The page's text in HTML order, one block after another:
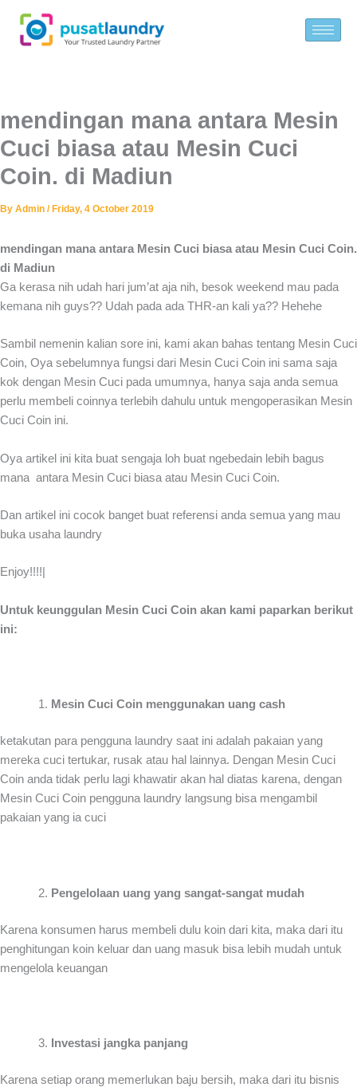
content
mendingan mana antara Mesin
Cuci biasa atau Mesin Cuci
Coin. di Madiun
By Admin /Friday, 4 October 2019
mendingan mana antara Mesin Cuci biasa atau Mesin Cuci Coin.
di Madiun
Ga kerasa nih udah hari jum’at aja nih, besok weekend mau pada
kemana nih guys?? Udah pada ada THR-an kali ya?? Hehehe
Sambil nemenin kalian sore ini, kami akan bahas tentang Mesin Cuci
Coin, Oya sebelumnya fungsi dari Mesin Cuci Coin ini sama saja
kok dengan Mesin Cuci pada umumnya, hanya saja anda semua
perlu membeli coinnya terlebih dahulu untuk mengoperasikan Mesin
Cuci Coin ini.
Oya artikel ini kita buat sengaja loh buat ngebedain lebih bagus
mana antara Mesin Cuci biasa atau Mesin Cuci Coin.
Dan artikel ini cocok banget buat referensi anda semua yang mau
buka usaha laundry
Enjoy!!!!|
Untuk keunggulan Mesin Cuci Coin akan kami paparkan berikut
ini:
Mesin Cuci Coin menggunakan uang cash
ketakutan para pengguna laundry saat ini adalah pakaian yang
mereka cuci tertukar, rusak atau hal lainnya. Dengan Mesin Cuci
Coin anda tidak perlu lagi khawatir akan hal diatas karena, dengan
Mesin Cuci Coin pengguna laundry langsung bisa mengambil
pakaian yang ia cuci
Pengelolaan uang yang sangat-sangat mudah
Karena konsumen harus membeli dulu koin dari kita, maka dari itu
penghitungan koin keluar dan uang masuk bisa lebih mudah untuk
mengelola keuangan
Investasi jangka panjang
Karena setiap orang memerlukan baju bersih, maka dari itu bisnis